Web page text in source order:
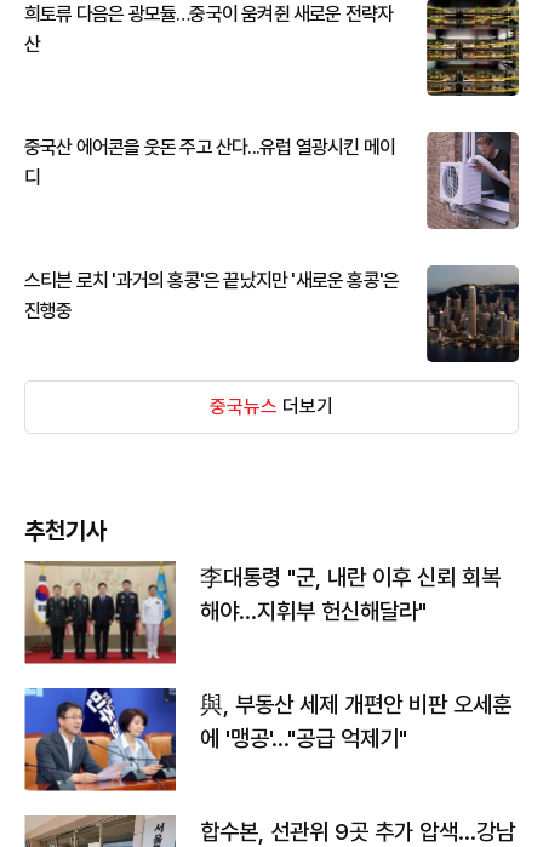
희토류 다음은 광모듈…중국이 움켜쥔 새로운 전략자
산
중국산 에어콘을 웃돈 주고 산다...유럽 열광시킨 메이
디
스티븐 로치 '과거의 홍콩'은 끝났지만 '새로운 홍콩'은
진행중
중국뉴스 더보기
추천기사
李대통령 "군, 내란 이후 신뢰 회복
해야…지휘부 헌신해달라"
與, 부동산 세제 개편안 비판 오세훈
에 '맹공'…"공급 억제기"
합수본, 선관위 9곳 추가 압색…강남